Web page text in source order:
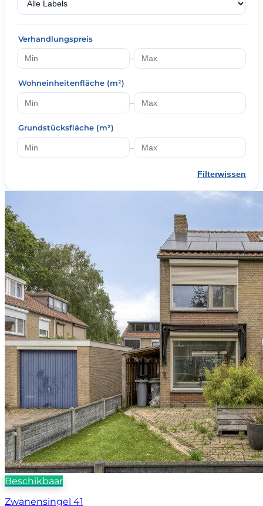
Verhandlungspreis
–
Wohneinheitenfläche (m²)
–
Grundstücksfläche (m²)
–
Filterwissen
Beschikbaar
Zwanensingel 41